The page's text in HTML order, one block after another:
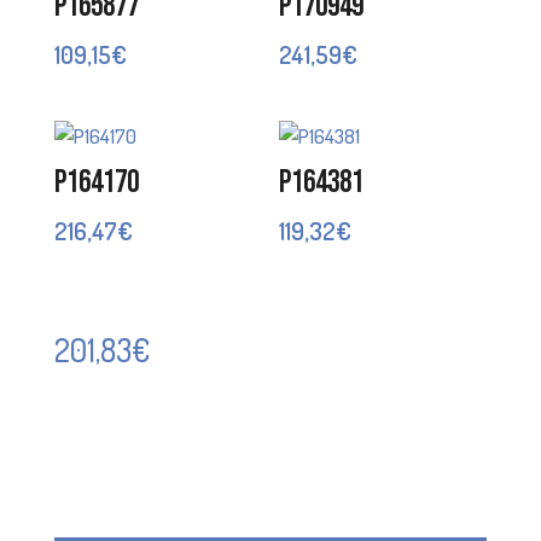
109,15€ 241,59€
P164170
216,47€
P164381
119,32€
201,83€